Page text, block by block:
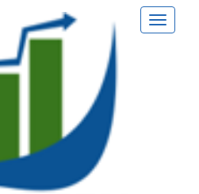
Toggle